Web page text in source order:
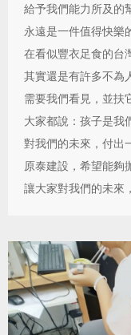
給予我們能力所及的
永遠是一件值得快樂
在看似豐衣足食的台
其實還是有許多不為
需要我們看見，並扶
大家都說：孩子是我
對我們的未來，付出
原泰建設，希望能夠
讓大家對我們的未來